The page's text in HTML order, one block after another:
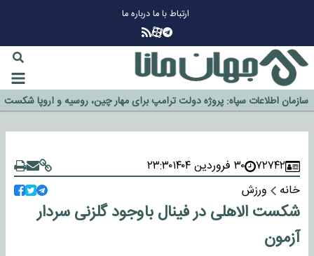
ارتباط با مادرباره ما
گزینه جدایی اوسمار روی میز مدیران پرسپولیس
آیا رئیس جمهور آمریکا قانون را دور می‌زند؟
اخراج رسمی چهره نامدار از پرسپولیس
سازمان اطلاعات سپاه: پروژه دولت ترامپ برای مهار چین، روسیه و اروپا شکست
خورد
۷۲۷۴۲ ۳۰ فروردین ۱۴۰۴
۲۳:۳۰
خانه
ورزش
شکست الاهلی در فینال باوجود گلزنی سردار
آزمون